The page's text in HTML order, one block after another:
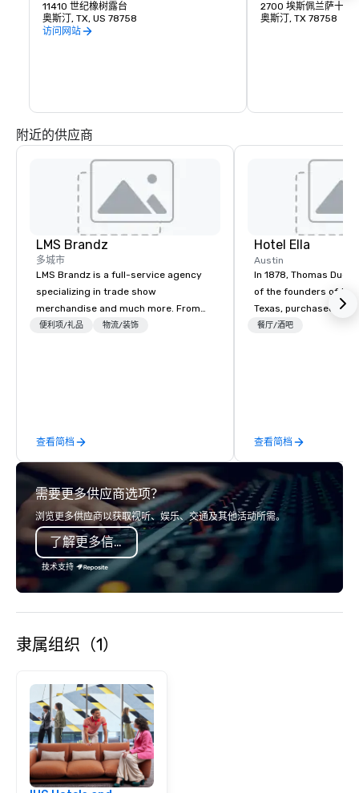
奥斯汀的The Domain是一个充满活力的综合
用途开发项目，将高档生活、购物、餐饮和
娱乐无缝融为一体。这个充满活力的社区拥
11410 世纪橡树露台
奥斯汀, TX, US 78758
访问网站
的菜单和满足各种技
的人提供了运动和社
2700 埃斯佩兰萨十字
奥斯汀, TX 78758
附近的供应商
LMS Brandz
多城市
LMS Brandz is a full-service agency
specializing in trade show
merchandise and much more. From
booth giveaways and branded apparel
years of industry experience and
commitment to exceptional customer
service set us apart. We deliver
smart, reliable solutions designed to
make the end-user experience
seamless from start to finish. We are
also a certified WOSB.
便利项/礼品 物流/装饰
查看简档
Hotel Ella
Austin
In 1878, Thomas
of the founders of the
Texas, purchased the
Hotel Ella now sits.
perfect balance
and a rich history
of the neighborhood
university.
餐厅/酒吧
查看简档
需要更多供应商选项？
浏览更多供应商以获取视听、娱乐、交通及其他活动所需。
了解更多信息
技术支持
隶属组织（1）